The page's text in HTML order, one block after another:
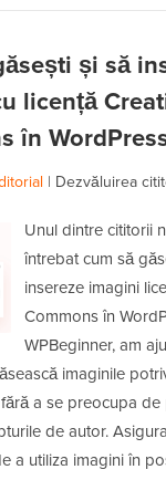
și să
licență
în
| Dezvăluirea
Unul dintre cititorii
întrebat cum să
insereze imagini
Commons în
WPBeginner, am
imaginile
a se preocupa
de autor.
a utiliza imagini în